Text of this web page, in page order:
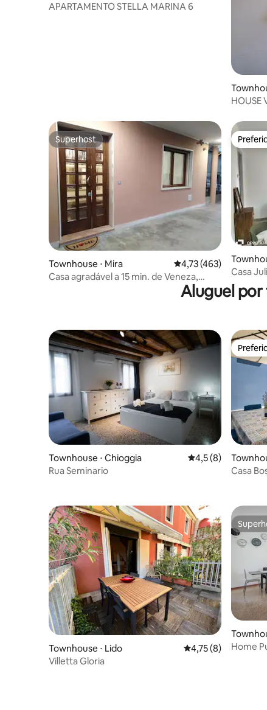
APARTAMENTO STELLA MARINA 6
HOUSE
Superhost
Superhost
Townhouse ⋅ Mira 4,73 de uma
4,73 (463)
Casa agradável a 15 min. de Veneza,
Casa
Aluguel por
Townhouse ⋅ Chioggia 4,5 de uma
4,5 (8)
Rua Seminario
Casa
Townhouse ⋅ Lido 4,75 de uma
4,75 (8)
Villetta Gloria
Home